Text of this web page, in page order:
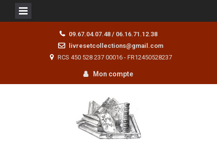
09.67.04.07.48 / 06.16.71.12.38
livresetcollections@gmail.com
RCS 450 528 237 00016 - FR12450528237
Mon compte